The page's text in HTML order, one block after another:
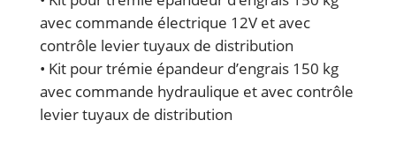
avec commande électrique 12V et avec
contrôle levier tuyaux de distribution
• Kit pour trémie épandeur d’engrais 150 kg
avec commande hydraulique et avec contrôle
levier tuyaux de distribution